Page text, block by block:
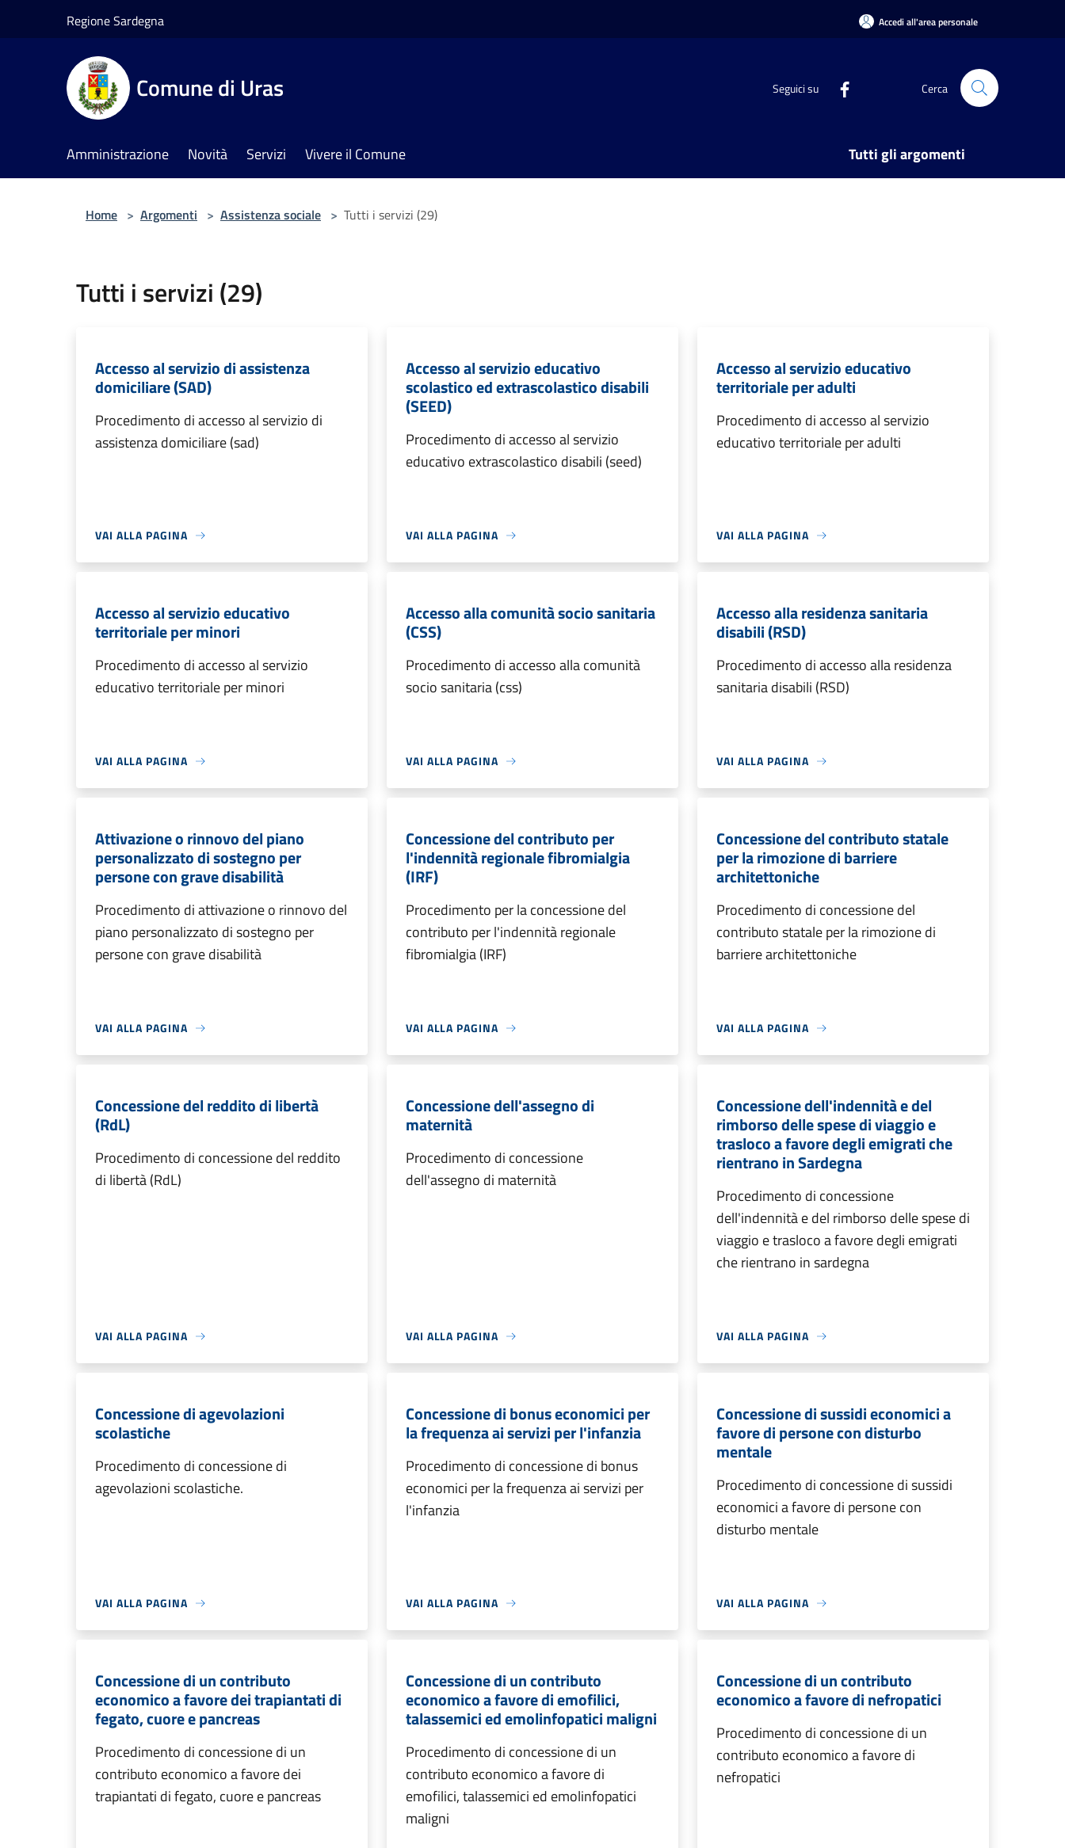
Regione Sardegna Accedi all'area personale
Comune di Uras Seguici su Cerca
Amministrazione Novità Servizi Vivere il Comune Tutti gli argomenti
Home > Argomenti > Assistenza sociale > Tutti i servizi (29)
Tutti i servizi (29)
Accesso al servizio di assistenza
domiciliare (SAD)
Procedimento di accesso al servizio di
assistenza domiciliare (sad)
VAI ALLA PAGINA
Accesso al servizio educativo
scolastico ed extrascolastico disabili
(SEED)
Procedimento di accesso al servizio
educativo extrascolastico disabili (seed)
VAI ALLA PAGINA
Accesso al servizio educativo
territoriale per adulti
Procedimento di accesso al servizio
educativo territoriale per adulti
VAI ALLA PAGINA
Accesso al servizio educativo
territoriale per minori
Procedimento di accesso al servizio
educativo territoriale per minori
VAI ALLA PAGINA
Accesso alla comunità socio sanitaria
(CSS)
Procedimento di accesso alla comunità
socio sanitaria (css)
VAI ALLA PAGINA
Accesso alla residenza sanitaria
disabili (RSD)
Procedimento di accesso alla residenza
sanitaria disabili (RSD)
VAI ALLA PAGINA
Attivazione o rinnovo del piano
personalizzato di sostegno per
persone con grave disabilità
Procedimento di attivazione o rinnovo del
piano personalizzato di sostegno per
persone con grave disabilità
VAI ALLA PAGINA
Concessione del contributo per
l'indennità regionale fibromialgia
(IRF)
Procedimento per la concessione del
contributo per l'indennità regionale
fibromialgia (IRF)
VAI ALLA PAGINA
Concessione del contributo statale
per la rimozione di barriere
architettoniche
Procedimento di concessione del
contributo statale per la rimozione di
barriere architettoniche
VAI ALLA PAGINA
Concessione del reddito di libertà
(RdL)
Procedimento di concessione del reddito
di libertà (RdL)
VAI ALLA PAGINA
Concessione dell'assegno di
maternità
Procedimento di concessione
dell'assegno di maternità
VAI ALLA PAGINA
Concessione dell'indennità e del
rimborso delle spese di viaggio e
trasloco a favore degli emigrati che
rientrano in Sardegna
Procedimento di concessione
dell'indennità e del rimborso delle spese di
viaggio e trasloco a favore degli emigrati
che rientrano in sardegna
VAI ALLA PAGINA
Concessione di agevolazioni
scolastiche
Procedimento di concessione di
agevolazioni scolastiche.
VAI ALLA PAGINA
Concessione di bonus economici per
la frequenza ai servizi per l'infanzia
Procedimento di concessione di bonus
economici per la frequenza ai servizi per
l'infanzia
VAI ALLA PAGINA
Concessione di sussidi economici a
favore di persone con disturbo
mentale
Procedimento di concessione di sussidi
economici a favore di persone con
disturbo mentale
VAI ALLA PAGINA
Concessione di un contributo
economico a favore dei trapiantati di
fegato, cuore e pancreas
Procedimento di concessione di un
contributo economico a favore dei
trapiantati di fegato, cuore e pancreas
Concessione di un contributo
economico a favore di emofilici,
talassemici ed emolinfopatici maligni
Procedimento di concessione di un
contributo economico a favore di
emofilici, talassemici ed emolinfopatici
maligni
Concessione di un contributo
economico a favore di nefropatici
Procedimento di concessione di un
contributo economico a favore di
nefropatici